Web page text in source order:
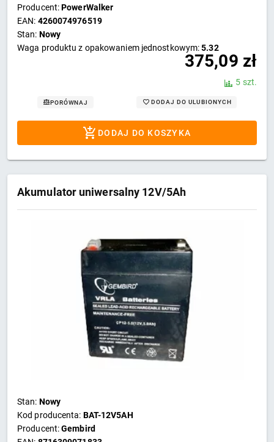
Producent:PowerWalker
EAN: 4260074976519
Stan: Nowy
Waga produktu z opakowaniem jednostkowym:5.32
375,09 zł
5 szt.
PORÓWNAJ DODAJ DO ULUBIONYCH
DODAJ DO KOSZYKA
Akumulator uniwersalny 12V/5Ah
Stan: Nowy
Kod producenta: BAT-12V5AH
Producent:Gembird